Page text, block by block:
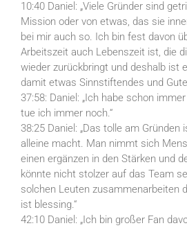
10:40 Daniel: „Viele Gründer sind
Mission oder von etwas, das sie
bei mir auch so. Ich bin fest davon
Arbeitszeit auch Lebenszeit ist, die
wieder zurückbringt und deshalb ist
damit etwas Sinnstiftendes und
37:58: Daniel: „Ich habe schon
tue ich immer noch.“
38:25 Daniel: „Das tolle am
alleine macht. Man nimmt sich
einen ergänzen in den Stärken und
könnte nicht stolzer auf das Team
solchen Leuten zusammenarbeiten
ist blessing.“
42:10 Daniel: „Ich bin großer Fan